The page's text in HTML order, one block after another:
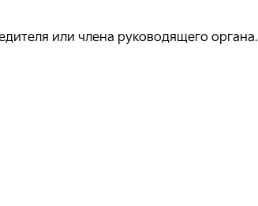
или члена руководящего органа.